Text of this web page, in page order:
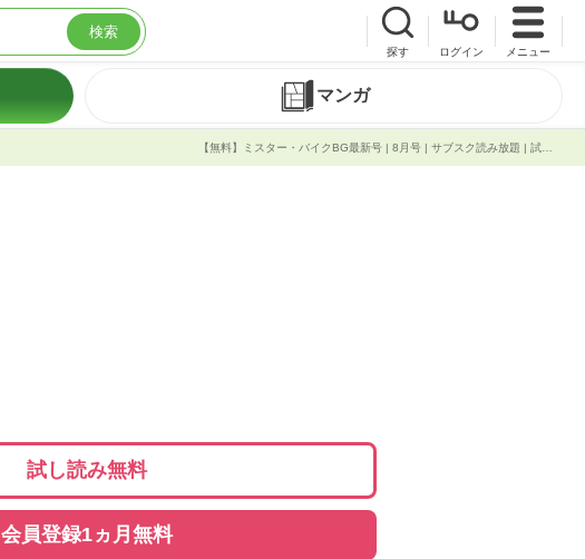
検索
探す ログイン メニュー
マンガ
試し読み無料
会員登録1ヵ月無料